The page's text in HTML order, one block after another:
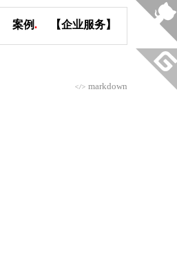
案例. 【企业服务】
</> markdown